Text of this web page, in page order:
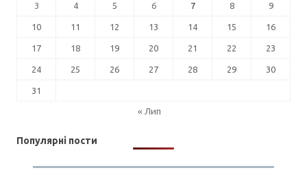
3 4 5 6 7 8 9
10 11 12 13 14 15 16
17 18 19 20 21 22 23
24 25 26 27 28 29 30
31
« Лип
Популярні пости